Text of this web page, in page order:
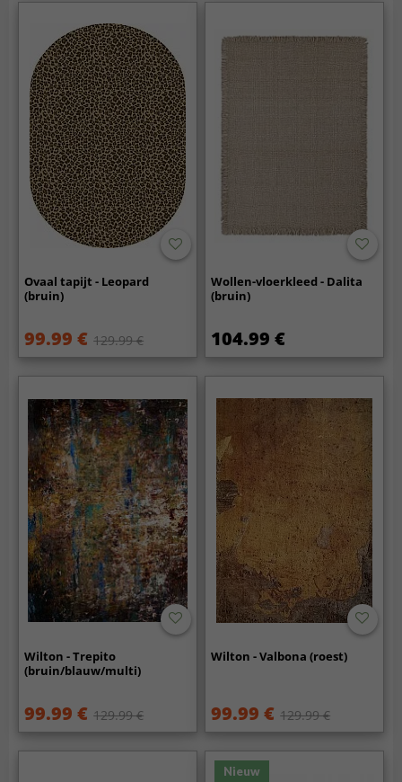
Ovaal tapijt - Leopard
(bruin)
99.99 € 129.99 €
Wollen-vloerkleed - Dalita
(bruin)
104.99 €
Wilton - Trepito
(bruin/blauw/multi)
99.99 € 129.99 €
Wilton - Valbona (roest)
99.99 € 129.99 €
Nieuw